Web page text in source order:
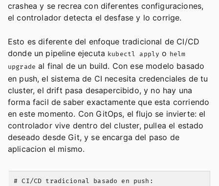
crashea y se recrea con diferentes configuraciones,
el controlador detecta el desfase y lo corrige.
Esto es diferente del enfoque tradicional de CI/CD
donde un pipeline ejecuta kubectl apply o helm
upgrade al final de un build. Con ese modelo basado
en push, el sistema de CI necesita credenciales de tu
cluster, el drift pasa desapercibido, y no hay una
forma facil de saber exactamente que esta corriendo
en este momento. Con GitOps, el flujo se invierte: el
controlador vive dentro del cluster, pullea el estado
deseado desde Git, y se encarga del paso de
aplicacion el mismo.
# CI/CD tradicional basado en push: